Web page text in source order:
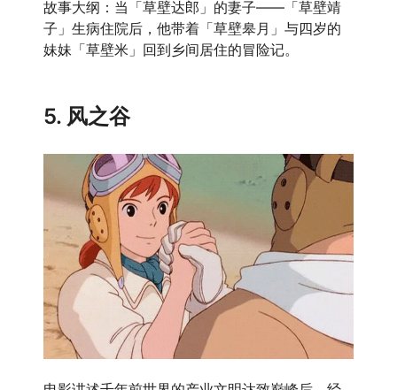
故事大纲：当「草壁达郎」的妻子——「草壁靖
子」生病住院后，他带着「草壁皋月」与四岁的
妹妹「草壁米」回到乡间居住的冒险记。
5. 风之谷